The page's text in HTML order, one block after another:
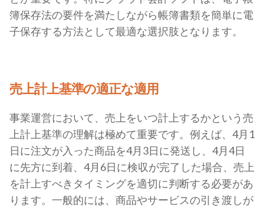
簿保存法の要件を満たしながら帳簿書類を簡単に電
子保存する方法として最適な選択肢となります。
売上計上基準の適正な適用
事業運営において、売上をいつ計上するかという売
上計上基準の理解は極めて重要です。例えば、4月1
日に注文が入った商品を4月3日に発送し、4月4日
に先方に到着、4月6日に検収が完了した場合、売上
を計上すべきタイミングを適切に判断する必要があ
ります。一般的には、商品やサービスの引き渡しが